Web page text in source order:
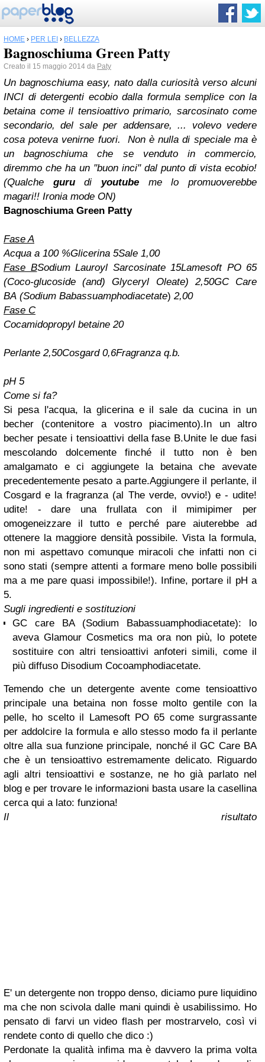
HOME › PER LEI › BELLEZZA
Bagnoschiuma Green Patty
Creato il 15 maggio 2014 da Paty
Un bagnoschiuma easy, nato dalla curiosità verso alcuni
INCI di detergenti ecobio dalla formula semplice con la
betaina come il tensioattivo primario, sarcosinato come
secondario, del sale per addensare, ... volevo vedere
cosa poteva venirne fuori. Non è nulla di speciale ma è
un bagnoschiuma che se venduto in commercio,
diremmo che ha un "buon inci" dal punto di vista ecobio!
(Qualche gurudi youtube me lo promuoverebbe
magari!! Ironia mode ON)
Bagnoschiuma Green Patty
Fase A
Acqua a 100 %Glicerina 5Sale 1,00
Fase BSodium Lauroyl Sarcosinate 15Lamesoft PO 65
(Coco-glucoside (and) Glyceryl Oleate) 2,50GC Care
BA (Sodium Babassuamphodiacetate) 2,00
Fase C
Cocamidopropyl betaine 20
Perlante 2,50Cosgard 0,6Fragranza q.b.
pH 5
Come si fa?
Si pesa l'acqua, la glicerina e il sale da cucina in un
becher (contenitore a vostro piacimento).In un altro
becher pesate i tensioattivi della fase B.Unite le due fasi
mescolando dolcemente finché il tutto non è ben
amalgamato e ci aggiungete la betaina che avevate
precedentemente pesato a parte.Aggiungere il perlante, il
Cosgard e la fragranza (al The verde, ovvio!) e - udite!
udite! - dare una frullata con il mimipimer per
omogeneizzare il tutto e perché pare aiuterebbe ad
ottenere la maggiore densità possibile. Vista la formula,
non mi aspettavo comunque miracoli che infatti non ci
sono stati (sempre attenti a formare meno bolle possibili
ma a me pare quasi impossibile!). Infine, portare il pH a
5.
Sugli ingredienti e sostituzioni
GC care BA (Sodium Babassuamphodiacetate): lo
aveva Glamour Cosmetics ma ora non più, lo potete
sostituire con altri tensioattivi anfoteri simili, come il
più diffuso Disodium Cocoamphodiacetate.
Temendo che un detergente avente come tensioattivo
principale una betaina non fosse molto gentile con la
pelle, ho scelto il Lamesoft PO 65 come surgrassante
per addolcire la formula e allo stesso modo fa il perlante
oltre alla sua funzione principale, nonché il GC Care BA
che è un tensioattivo estremamente delicato. Riguardo
agli altri tensioattivi e sostanze, ne ho già parlato nel
blog e per trovare le informazioni basta usare la casellina
cerca qui a lato: funziona!
Il risultato
E' un detergente non troppo denso, diciamo pure liquidino
ma che non scivola dalle mani quindi è usabilissimo. Ho
pensato di farvi un video flash per mostrarvelo, così vi
rendete conto di quello che dico :)
Perdonate la qualità infima ma è davvero la prima volta